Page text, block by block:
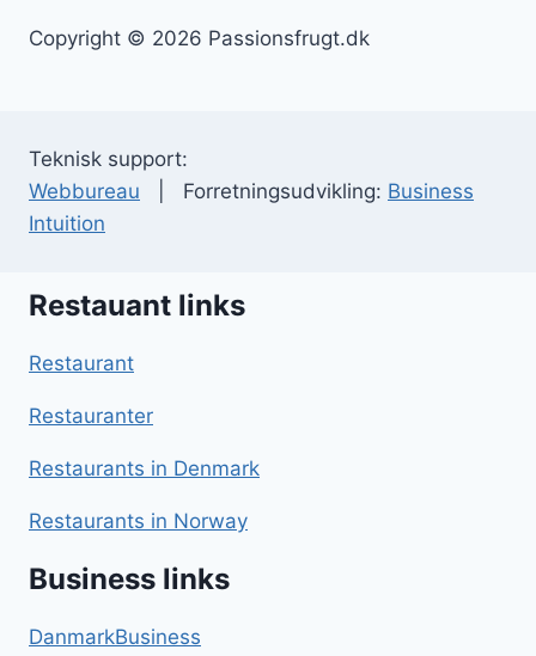
Copyright © 2026 Passionsfrugt.dk
Teknisk support:
Webbureau | Forretningsudvikling: Business
Intuition
Restauant links
Restaurant
Restauranter
Restaurants in Denmark
Restaurants in Norway
Business links
DanmarkBusiness